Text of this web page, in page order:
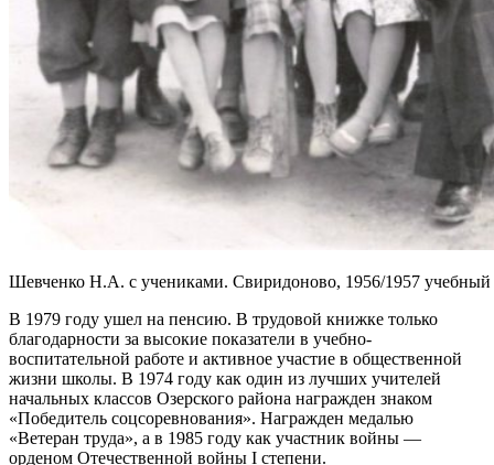
Шевченко Н.А. с учениками. Свиридоново, 1956/1957 учебный
В 1979 году ушел на пенсию. В трудовой книжке только
благодарности за высокие показатели в учебно-
воспитательной работе и активное участие в общественной
жизни школы. В 1974 году как один из лучших учителей
начальных классов Озерского района награжден знаком
«Победитель соцсоревнования». Награжден медалью
«Ветеран труда», а в 1985 году как участник войны —
орденом Отечественной войны I степени.